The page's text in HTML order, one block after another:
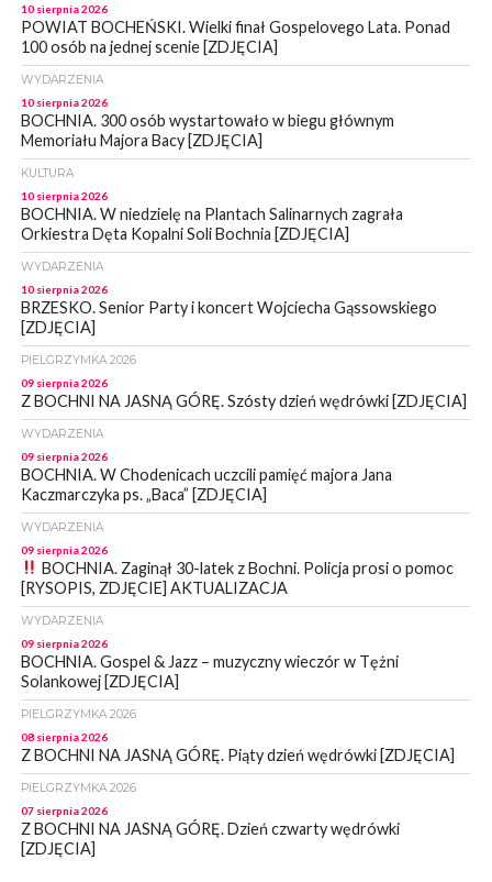
10 sierpnia 2026
POWIAT BOCHEŃSKI. Wielki finał Gospelovego Lata. Ponad
100 osób na jednej scenie [ZDJĘCIA]
WYDARZENIA
10 sierpnia 2026
BOCHNIA. 300 osób wystartowało w biegu głównym
Memoriału Majora Bacy [ZDJĘCIA]
KULTURA
10 sierpnia 2026
BOCHNIA. W niedzielę na Plantach Salinarnych zagrała
Orkiestra Dęta Kopalni Soli Bochnia [ZDJĘCIA]
WYDARZENIA
10 sierpnia 2026
BRZESKO. Senior Party i koncert Wojciecha Gąssowskiego
[ZDJĘCIA]
PIELGRZYMKA 2026
09 sierpnia 2026
Z BOCHNI NA JASNĄ GÓRĘ. Szósty dzień wędrówki [ZDJĘCIA]
WYDARZENIA
09 sierpnia 2026
BOCHNIA. W Chodenicach uczcili pamięć majora Jana
Kaczmarczyka ps. „Baca” [ZDJĘCIA]
WYDARZENIA
09 sierpnia 2026
BOCHNIA. Zaginął 30-latek z Bochni. Policja prosi o pomoc
[RYSOPIS, ZDJĘCIE] AKTUALIZACJA
WYDARZENIA
09 sierpnia 2026
BOCHNIA. Gospel & Jazz – muzyczny wieczór w Tężni
Solankowej [ZDJĘCIA]
PIELGRZYMKA 2026
08 sierpnia 2026
Z BOCHNI NA JASNĄ GÓRĘ. Piąty dzień wędrówki [ZDJĘCIA]
PIELGRZYMKA 2026
07 sierpnia 2026
Z BOCHNI NA JASNĄ GÓRĘ. Dzień czwarty wędrówki
[ZDJĘCIA]